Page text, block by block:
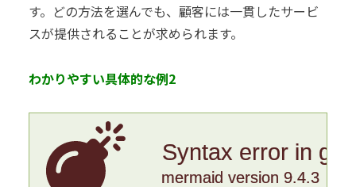
す。どの方法を選んでも、顧客には一貫したサービ
スが提供されることが求められます。
わかりやすい具体的な例2
Syntax error in
mermaid version 9.4.3